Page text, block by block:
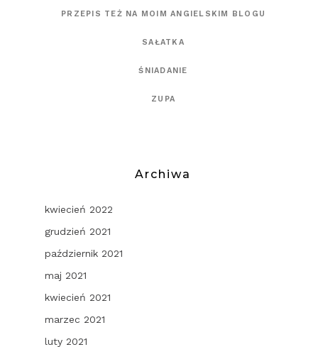
PRZEPIS TEŻ NA MOIM ANGIELSKIM BLOGU
SAŁATKA
ŚNIADANIE
ZUPA
Archiwa
kwiecień 2022
grudzień 2021
październik 2021
maj 2021
kwiecień 2021
marzec 2021
luty 2021